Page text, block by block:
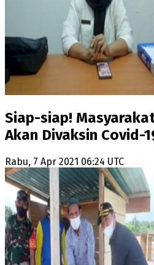
Siap-siap!
Akan Divaksin Covid-
Rabu, 7 Apr 2021 06:24 UTC